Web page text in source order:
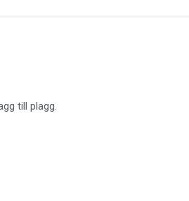
till plagg.